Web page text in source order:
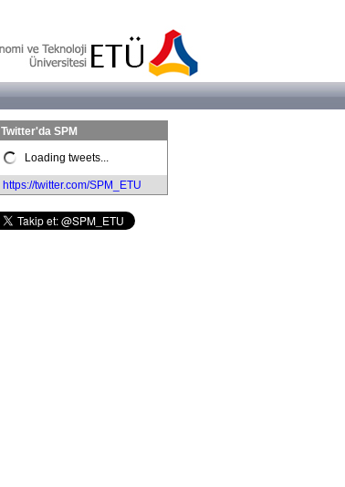
Twitter'da SPM
Loading tweets...
https://twitter.com/SPM_ETU